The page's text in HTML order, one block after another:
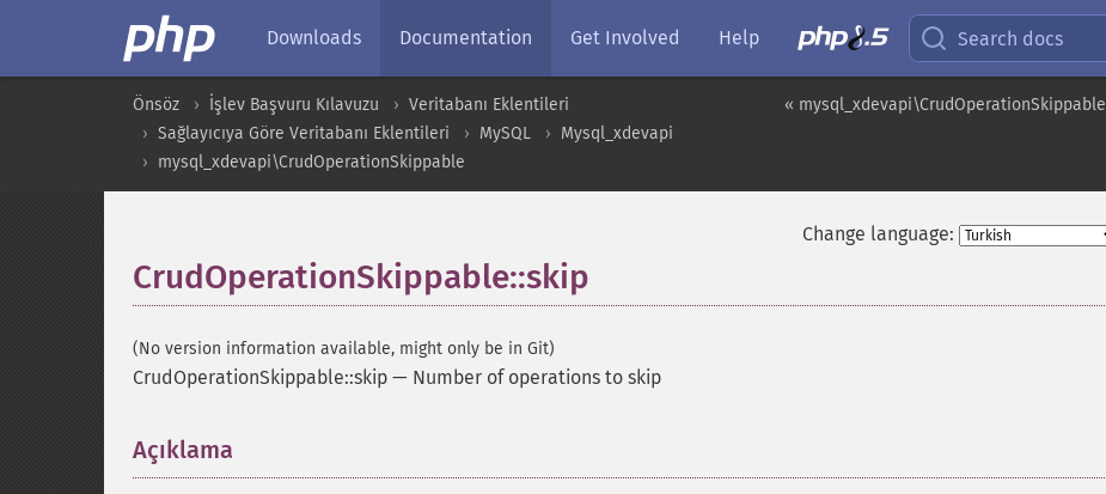
Downloads Documentation Get Involved Help Search docs
« mysql_xdevapi\CrudOperationSkippable
Önsöz İşlev Başvuru Kılavuzu
Veritabanı Eklentileri
Sağlayıcıya Göre Veritabanı Eklentileri
MySQL
Mysql_xdevapi
mysql_xdevapi\CrudOperationSkippable
Change language:
CrudOperationSkippable::skip
(No version information available, might only be in Git)
CrudOperationSkippable::skip — Number of operations to skip
Açıklama